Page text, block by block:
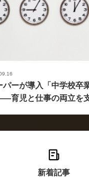
パーが導入「中学校卒
育児と仕事の両立を
新着記事